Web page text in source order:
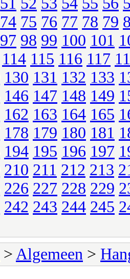
74 75 76 77 78 79
97 98 99 100 101
114 115 116 117
130 131 132 133
146 147 148 149
162 163 164 165
178 179 180 181
194 195 196 197
210 211 212 213
226 227 228 229
242 243 244 245
> Algemeen >